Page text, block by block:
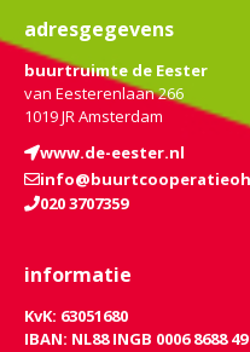
adresgegevens
buurtruimte de Eester
van Eesterenlaan 266
1019 JR Amsterdam
www.de-eester.nl
020 3707359
informatie
KvK: 63051680
IBAN: NL88 INGB 0006 8688 49